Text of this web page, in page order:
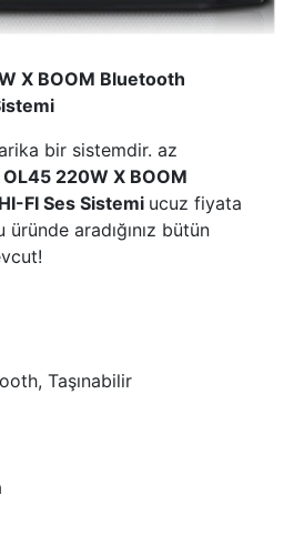
X BOOM Bluetooth
bir sistemdir. az
OL45 220W X BOOM
FI Ses Sistemi ucuz fiyata
üründe aradığınız bütün
Taşınabilir